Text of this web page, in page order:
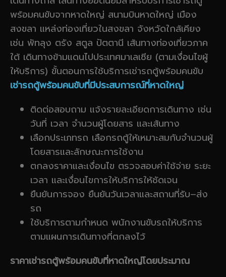
พร้อมคนขับจากหาดใหญ่ สนามบินหาดใหญ่ เมือง
สงขลา แหล่งท่องเที่ยวในสงขลา จังหวัดใกล้เคียง
เช่น พัทลุง ตรัง สตูล ปัตตานี เส้นทางท่องเที่ยวภาค
ใต้ เดินทางข้ามแดนไปประเทศมาเลเซีย (ตามเงื่อนไขผู้
ให้บริการ) ขั้นตอนการใช้บริการเช่ารถตู้พร้อมคนขับ
เช่ารถตู้พร้อมคนขับที่มีประสบการณ์ที่หาดใหญ่
ติดต่อสอบถาม แจ้งรายละเอียดการเดินทาง เช่น
วันที่ เวลา จำนวนผู้โดยสาร และเส้นทาง
เลือกประเภทรถ เลือกรถตู้ให้เหมาะสมกับจำนวนผู้
โดยสารและลักษณะการใช้งาน
ตกลงราคาและเงื่อนไข ตรวจสอบค่าใช้จ่าย ระยะ
เวลา และเงื่อนไขการให้บริการให้ชัดเจน
ยืนยันการจอง ยืนยันวันเวลาและสถานที่รับ–ส่ง
รถ
ใช้บริการตามกำหนด พนักงานขับรถให้บริการ
ตามแผนการเดินทางที่ตกลงไว้
ราคาเช่ารถตู้พร้อมคนขับที่หาดใหญ่โดยประมาณ